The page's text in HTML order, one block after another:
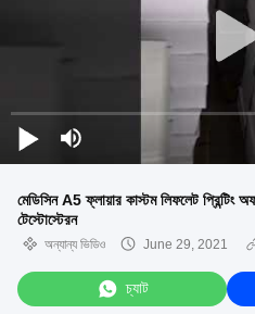
মেডিসিন A5 ফ্লায়ার কাস্টম লিফলেট
টেস্টোস্টেরন
অন্যান্য ভিডিও June 29, 2021
চ্যাট